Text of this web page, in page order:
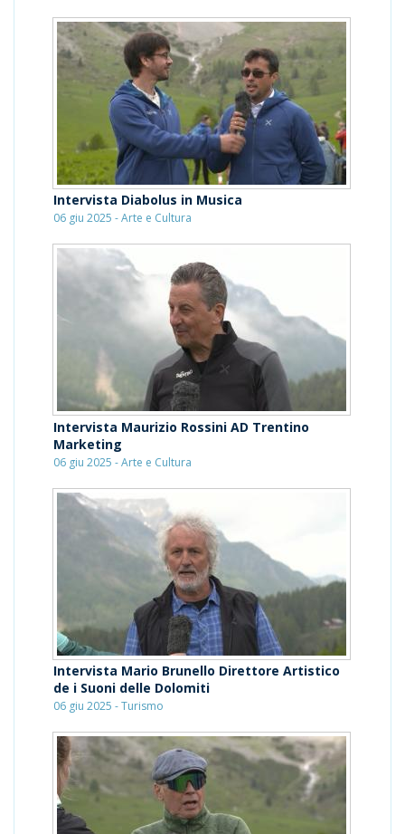
Intervista Diabolus in Musica
06 giu 2025 - Arte e Cultura
Intervista Maurizio Rossini AD Trentino
Marketing
06 giu 2025 - Arte e Cultura
Intervista Mario Brunello Direttore Artistico
de i Suoni delle Dolomiti
06 giu 2025 - Turismo